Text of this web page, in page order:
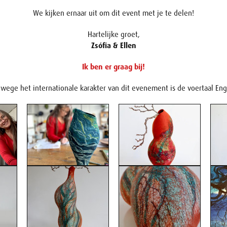
We kijken ernaar uit om dit event met je te delen!
Hartelijke groet,
Zsófia & Ellen
Ik ben er graag bij!
het internationale karakter van dit evenement is de voertaal